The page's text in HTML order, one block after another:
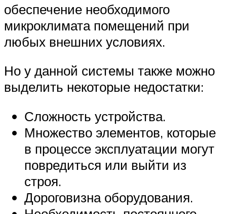
обеспечение необходимого
микроклимата помещений при
любых внешних условиях.
Но у данной системы также можно
выделить некоторые недостатки:
Сложность устройства.
Множество элементов, которые
в процессе эксплуатации могут
повредиться или выйти из
строя.
Дороговизна оборудования.